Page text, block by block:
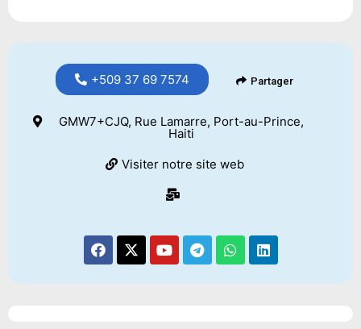
+509 37 69 7574 Partager
GMW7+CJQ, Rue Lamarre, Port-au-Prince,
Haiti
Visiter notre site web